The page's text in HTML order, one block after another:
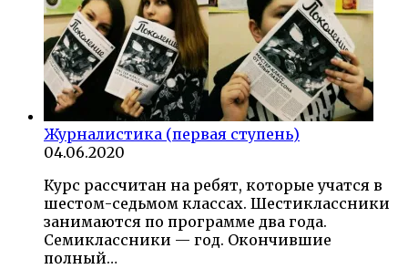
Журналистика (первая ступень)
04.06.2020
Курс рассчитан на ребят, которые учатся в
шестом-седьмом классах. Шестиклассники
занимаются по программе два года.
Семиклассники — год. Окончившие
полный…